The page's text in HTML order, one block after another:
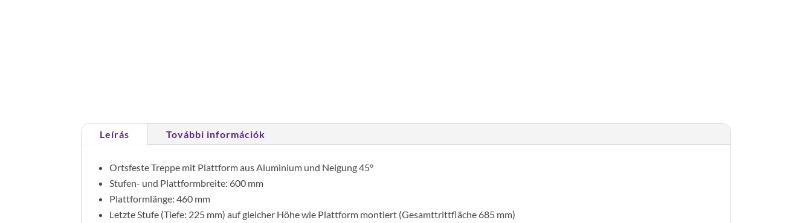
6
alumínium
Leírás További információk
Ortsfeste Treppe mit Plattform aus Aluminium und Neigung 45°
Stufen- und Plattformbreite: 600 mm
Plattformlänge: 460 mm
Letzte Stufe (Tiefe: 225 mm) auf gleicher Höhe wie Plattform montiert (Gesamttrittfläche 685 mm)